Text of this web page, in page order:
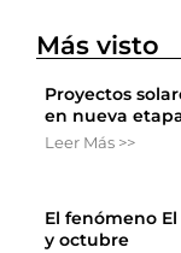
Más visto
Proyectos
en nueva
Leer Más >>
El fenómeno
y octubre